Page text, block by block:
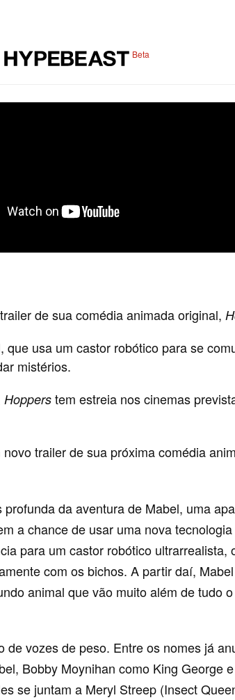
Beta
de sua comédia animada original,
que usa um castor robótico para se
mistérios.
Hoppers tem estreia nos cinemas
trailer de sua próxima comédia
da aventura de Mabel, uma
a chance de usar uma nova
para um castor robótico ultrarrealista,
com os bichos. A partir daí,
animal que vão muito além de tudo
de vozes de peso. Entre os nomes já
Bobby Moynihan como King George
se juntam a Meryl Streep (Insect